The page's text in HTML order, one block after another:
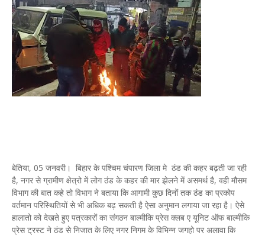
बेतिया, 05 जनवरी। बिहार के पश्चिम चंपारण जिला मे ठंड की कहर बढ़ती जा रही
है, नगर से ग्रामीण क्षेत्रो में लोग ठंड के कहर की मार झेलने में असमर्थ है, वही मौसम
विभाग की बात कहे तो विभाग ने बताया कि आगामी कुछ दिनों तक ठंड का प्रकोप
वर्तमान परिस्थितियों से भी अधिक बढ़ सकती है ऐसा अनुमान लगाया जा रहा है। ऐसे
हालातो को देखते हुए पत्रकारों का संगठन बाल्मीकि प्रेस क्लब ए यूनिट ऑफ बाल्मीकि
प्रेस ट्रस्ट ने ठंड से निजात के लिए नगर निगम के विभिन्न जगहो पर अलावा कि